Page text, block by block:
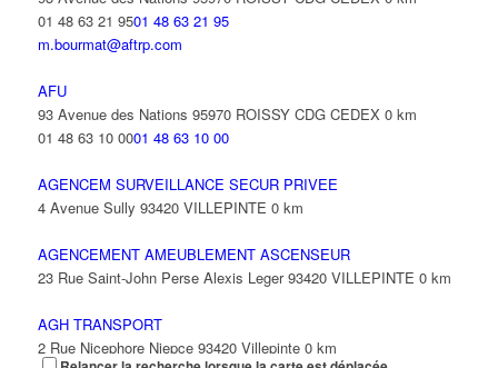
01 48 63 21 9501 48 63 21 95
m.bourmat@aftrp.com
AFU
93 Avenue des Nations 95970 ROISSY CDG CEDEX 0 km
01 48 63 10 0001 48 63 10 00
AGENCEM SURVEILLANCE SECUR PRIVEE
4 Avenue Sully 93420 VILLEPINTE 0 km
AGENCEMENT AMEUBLEMENT ASCENSEUR
23 Rue Saint-John Perse Alexis Leger 93420 VILLEPINTE 0 km
AGH TRANSPORT
2 Rue Nicephore Niepce 93420 Villepinte 0 km